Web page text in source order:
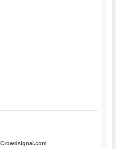
Crowdsignal.com